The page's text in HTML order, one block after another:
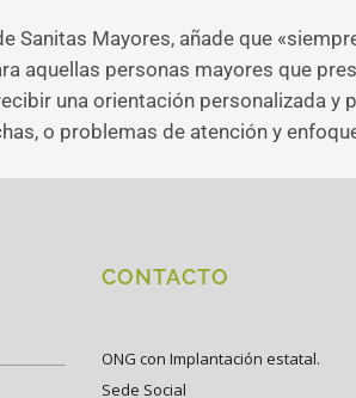
Sanitas Mayores, añade que
aquellas personas mayores que
una orientación personalizada y
o problemas de atención y
CONTACTO
ONG con Implantación estatal.
Sede Social